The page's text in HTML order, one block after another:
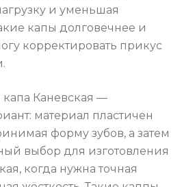
и уменьшая
капы долговечнее и
корректировать прикус
капа Каневская —
материал пластичен
форму зубов, а затем
выбор для изготовления
когда нужна точная